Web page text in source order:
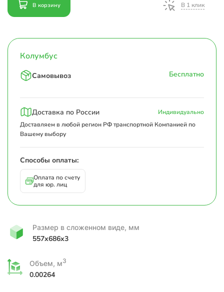
В корзину В 1 клик
Колумбус
Самовывоз Бесплатно
Доставка по России
Индивидуально
Доставляем в любой регион РФ транспортной Компанией по
Вашему выбору
Способы оплаты:
Оплата по счету
для юр. лиц
Размер в сложенном виде, мм
557x686x3
Объем, м3
0.00264